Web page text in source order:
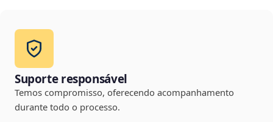
Suporte responsável
Temos compromisso, oferecendo acompanhamento
durante todo o processo.